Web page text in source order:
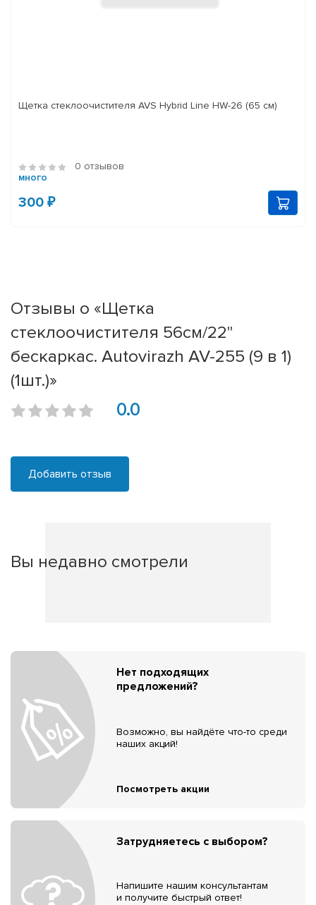
Щетка стеклоочистителя AVS Hybrid Line HW-26 (65 см)
0 отзывов
много
300 ₽
Отзывы о «Щетка
стеклоочистителя 56см/22''
бескаркас. Autovirazh AV-255 (9 в 1)
(1шт.)»
0.0
Добавить отзыв
Вы недавно смотрели
Нет подходящих
предложений?
Возможно, вы найдёте что-то среди
наших акций!
Посмотреть акции
Затрудняетесь с выбором?
Напишите нашим консультантам
и получите быстрый ответ!